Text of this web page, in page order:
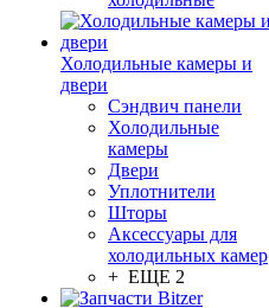
Холодильные камеры и
двери
Сэндвич панели
Холодильные
камеры
Двери
Уплотнители
Шторы
Аксессуары для
холодильных камер
+ ЕЩЕ 2